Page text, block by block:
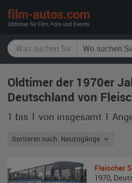
Oldtimer der 1970er
Deutschland von
1 bis 1 von insgesamt 1
Sortieren nach: Neuzugänge
Fleischer
1970,